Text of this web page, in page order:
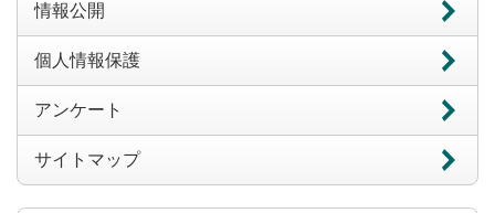
情報公開
個人情報保護
アンケート
サイトマップ